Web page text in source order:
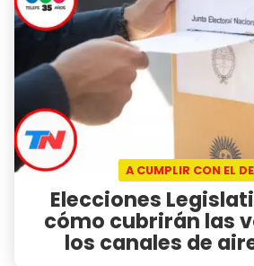
A CUMPLIR CON EL
Elecciones
cómo cubrirán las
los canales de